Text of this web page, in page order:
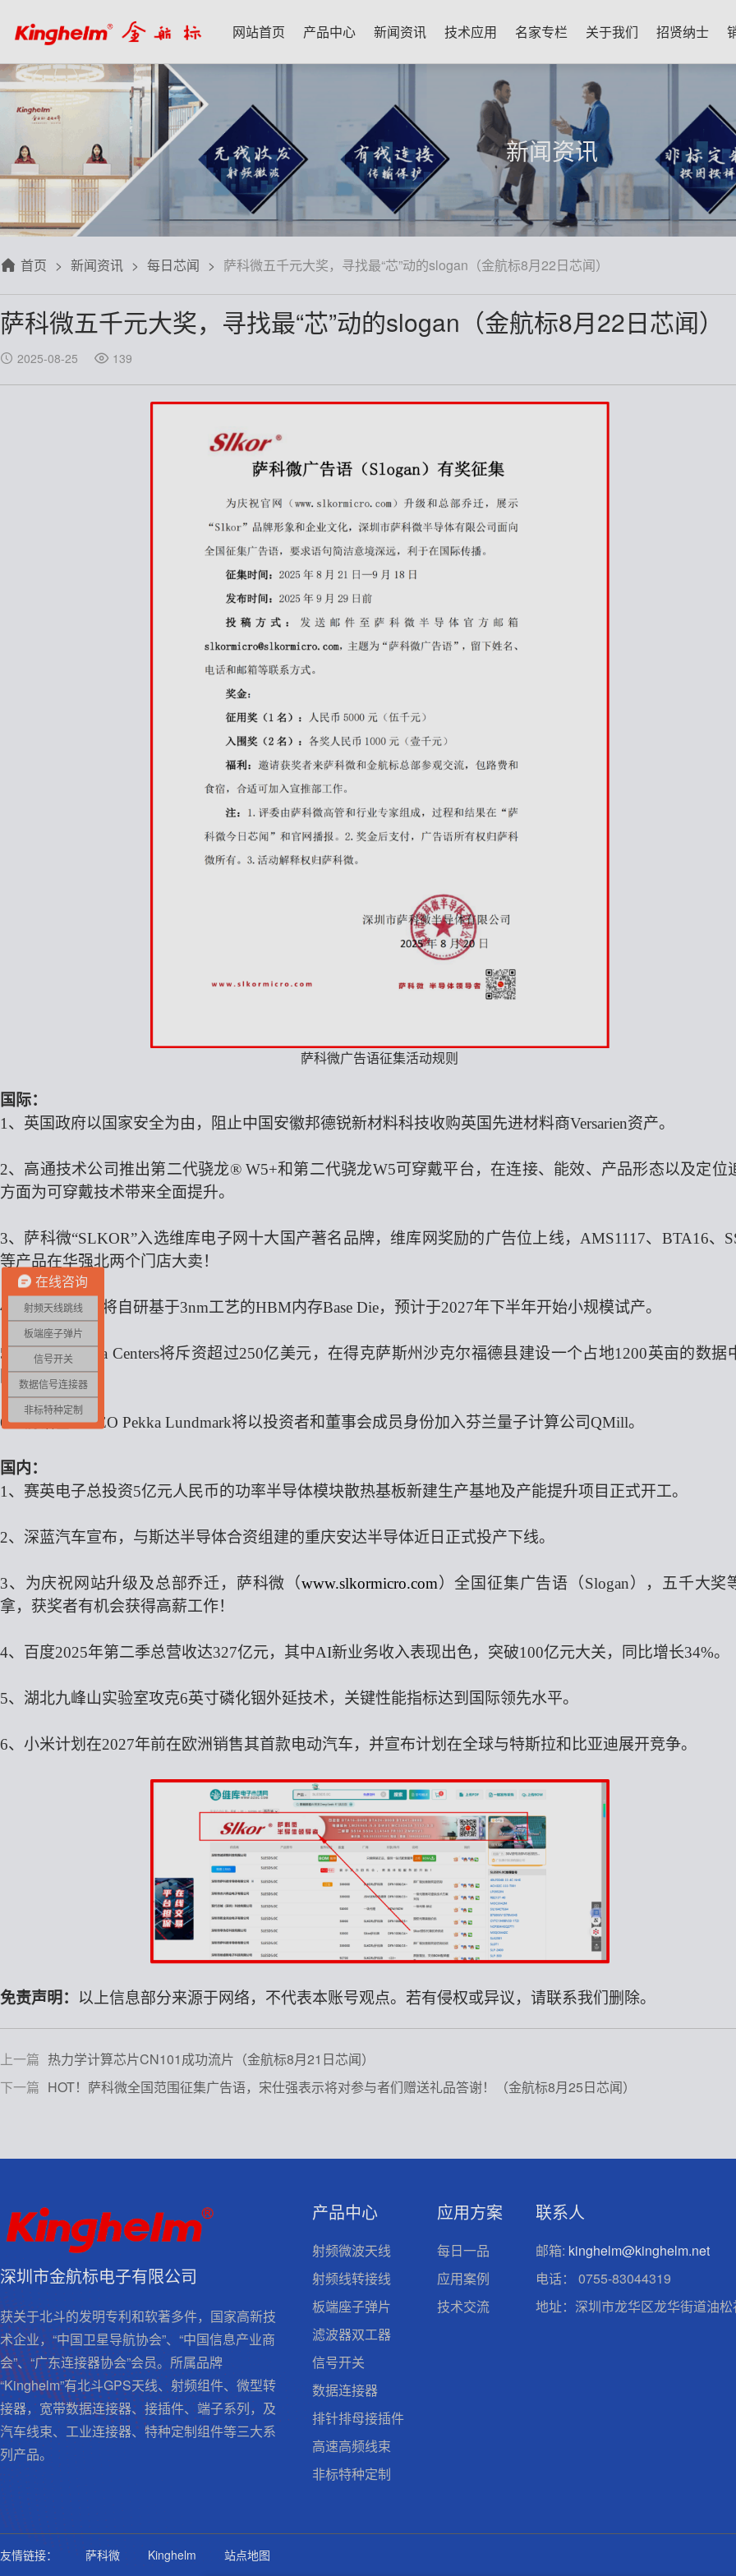
网站首页 产品中心
产品中心
射频微波天线
射频线转接线
板端座子弹片
滤波器双工器
数据连接器
高速高频线束
新闻资讯
新闻资讯
每日芯闻
行业资讯
三八八问
人文荟萃
自媒体生态圈
技术应用
技术应用
每日一品
应用案例
技术交流
名家专栏
名家专栏
宋仕强
林雪萍
齐大峰
刘大成
赵 敏
关于我们
关于我们
关于我们
联系我们
用户协议
隐私政策
招贤纳士
新闻资讯
首页 新闻资讯 每日芯闻 萨科微五千元大奖，寻找最“芯”动的slogan（金航标8月22日芯闻）
萨科微五千元大奖，寻找最“芯”动的slogan（金航标8月22日芯闻）
2025-08-25 139
萨科微广告语征集活动规则
国际：
1、 英国政府以国家安全为由，阻止中国安徽邦德锐新材料科技收购英国先进材料商Versarien资产。
2、 高通技术公司推出第二代骁龙® W5+和第二代骁龙W5可穿戴平台，在连接、能效、产品形态以及定位
方面为可穿戴技术带来全面提升。
3、萨科微“SLKOR”入选维库电子网十大国产著名品牌，维库网奖励的广告位上线，AMS1117、BTA16、
等产品在华强北两个门店大卖！
4、 英伟达宣 将自研基于3nm工艺的HBM内存Base Die， 预计于2027年下半年开始小规模试产。
5、
Vantage Data Centers将斥资超过250亿美元，在得克萨斯州沙克尔福德县建设一个占地1200英亩的数据
园区。
6、前诺基亚CEO Pekka Lundmark将以投资者和董事会成员身份加入芬兰量子计算公司QMill。
国内：
1、 赛英电子总投资5亿元人民币的功率半导体模块散热基板新建生产基地及产能提升项目正式开工。
2、 深蓝汽车宣布，与斯达半导体合资组建的重庆安达半导体近日正式投产下线。
3、为庆祝网站升级及总部乔迁，萨科微 （www.slkormicro.com） 全国征集广告语（Slogan），五千大奖
拿，获奖者有机会获得高薪工作！
4、 百度2025年第二季总营收达327亿元， 其中AI新业务收入表现出色，突破100亿元大关，同比增长34%。
5、 湖北九峰山实验室攻克6英寸磷化铟外延技术， 关键性能指标达到国际领先水平。
6、 小米计划在2027年前在欧洲销售其首款电动汽车，并宣布计划在全球与特斯拉和比亚迪展开竞争。
免责声明 ： 以上信息部分来源于网络，不代表本账号观点。若有侵权或异议，请联系我们删除。
上一篇 热力学计算芯片CN101成功流片（金航标8月21日芯闻）
下一篇 HOT！萨科微全国范围征集广告语，宋仕强表示将对参与者们赠送礼品答谢！（金航标8月25日芯闻）
深圳市金航标电子有限公司
获关于北斗的发明专利和软著多件，国家高新技
术企业，“中国卫星导航协会”、“中国信息产业商
会”、“广东连接器协会”会员。所属品牌
“Kinghelm”有北斗GPS天线、射频组件、微型转
接器，宽带数据连接器、接插件、端子系列，及
汽车线束、工业连接器、特种定制组件等三大系
列产品。
产品中心
射频微波天线
射频线转接线
板端座子弹片
滤波器双工器
信号开关
数据连接器
排针排母接插件
高速高频线束
非标特种定制
应用方案
每日一品
应用案例
技术交流
联系人
邮箱: kinghelm@kinghelm.net
电话：
0755-83044319
地址：深圳市龙华区龙华街道油
友情链接： 萨科微 Kinghelm 站点地图
在线咨询
射频天线跳线
板端座子弹片
信号开关
数据信号连接器
非标特种定制